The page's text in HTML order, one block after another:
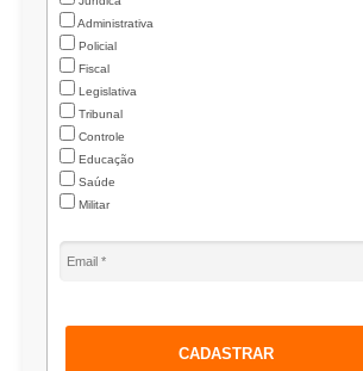
Administrativa
Policial
Fiscal
Legislativa
Tribunal
Controle
Educação
Saúde
Militar
CADASTRAR